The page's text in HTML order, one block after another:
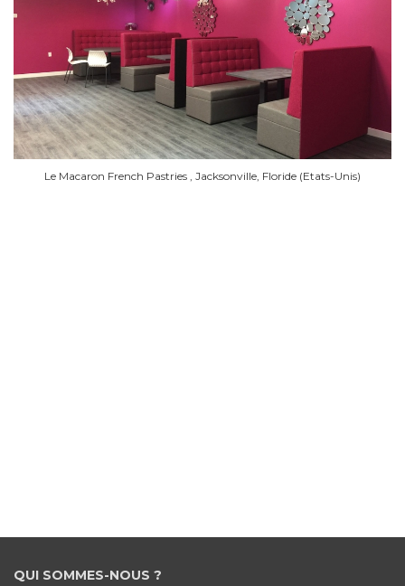
Le Macaron French Pastries , Jacksonville, Floride (Etats-Unis)
QUI SOMMES-NOUS ?